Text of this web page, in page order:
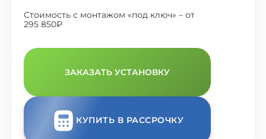
Стоимость с монтажом «под ключ» – от
295 850₽
ЗАКАЗАТЬ УСТАНОВКУ
КУПИТЬ В РАССРОЧКУ